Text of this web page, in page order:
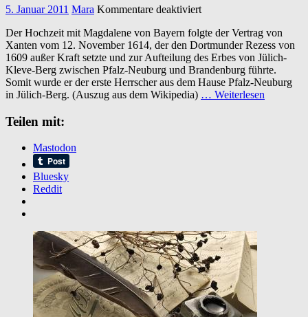
5. Januar 2011 Mara Kommentare deaktiviertfür
Philipp
Ludwig
von
Neuburg,
sein
Sohn
Der Hochzeit mit Magdalene von Bayern folgte der Vertrag von
Xanten vom 12. November 1614, der den Dortmunder Rezess von
1609 außer Kraft setzte und zur Aufteilung des Erbes von Jülich-
Kleve-Berg zwischen Pfalz-Neuburg und Brandenburg führte.
Somit wurde er der erste Herrscher aus dem Hause Pfalz-Neuburg
in Jülich-Berg. (Auszug aus dem Wikipedia) … Weiterlesen
Teilen mit:
Mastodon
Bluesky
Reddit